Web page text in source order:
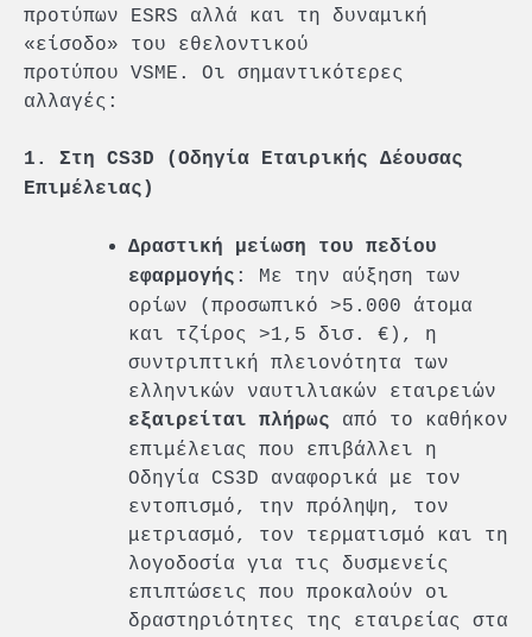
προτύπων ESRS αλλά και τη δυναμική
«είσοδο» του εθελοντικού
προτύπου VSME. Οι σημαντικότερες
αλλαγές:
1. Στη CS3D (Οδηγία Εταιρικής Δέουσας
Επιμέλειας)
Δραστική μείωση του πεδίου
εφαρμογής : Με την αύξηση των
ορίων (προσωπικό >5.000 άτομα
και τζίρος >1,5 δισ. €), η
συντριπτική πλειονότητα των
ελληνικών ναυτιλιακών εταιρειών
εξαιρείται πλήρως από το καθήκον
επιμέλειας που επιβάλλει η
Οδηγία CS3D αναφορικά με τον
εντοπισμό, την πρόληψη, τον
μετριασμό, τον τερματισμό και τη
λογοδοσία για τις δυσμενείς
επιπτώσεις που προκαλούν οι
δραστηριότητες της εταιρείας στα